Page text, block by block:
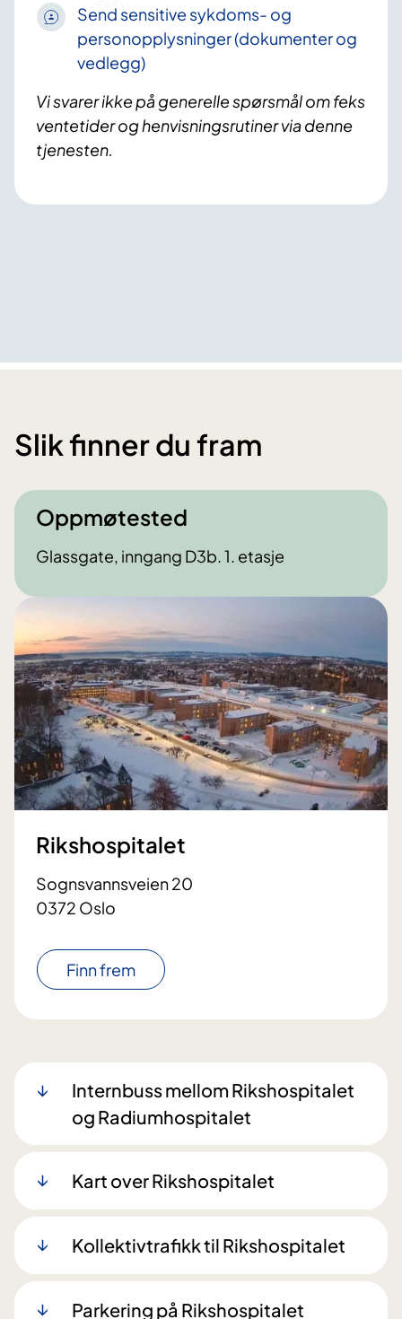
Send sensitive sykdoms- og
personopplysninger (dokumenter og
vedlegg)
Vi svarer ikke på generelle spørsmål om feks
ventetider og henvisningsrutiner via denne
tjenesten.
Slik finner du fram
Oppmøtested
Glassgate, inngang D3b. 1. etasje
Rikshospitalet
Sognsvannsveien 20
0372 Oslo
Finn frem
Internbuss mellom Rikshospitalet
og Radiumhospitalet
Kart over Rikshospitalet
Kollektivtrafikk til Rikshospitalet
Parkering på Rikshospitalet